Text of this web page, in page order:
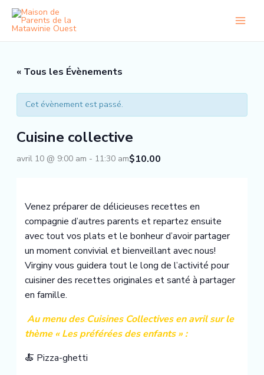
Aller
contenu
« Tous les Évènements
Cet évènement est passé.
Cuisine collective
avril 10 @ 9:00 am - 11:30 am$10.00
Venez préparer de délicieuses recettes en
compagnie d’autres parents et repartez ensuite
avec tout vos plats et le bonheur d’avoir partager
un moment convivial et bienveillant avec nous!
Virginy vous guidera tout le long de l’activité pour
cuisiner des recettes originales et santé à partager
en famille.
Au menu des Cuisines Collectives en avril sur le
thème « Les préférées des enfants » :
🍝 Pizza-ghetti